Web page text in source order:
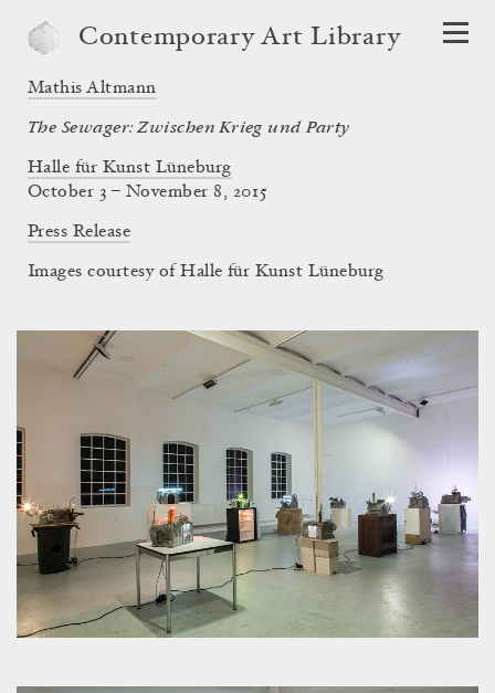
Contemporary Art Library
Mathis Altmann
The Sewager: Zwischen Krieg und Party
Halle für Kunst Lüneburg
October 3 – November 8, 2015
Press Release
Images courtesy of Halle für Kunst Lüneburg